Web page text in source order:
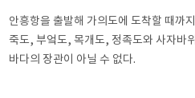
안흥항을 출발해 가의도에 도착할 때까
죽도,부엌도,목개도, 정족도와 사자바위
바다의 장관이 아닐 수 없다.